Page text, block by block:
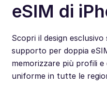
eSIM di
Scopri il design
supporto per doppia
memorizzare più profili
uniforme in tutte le